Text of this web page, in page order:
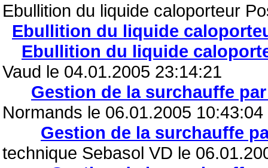
Ebullition du liquide caloporteur
Ebullition du liquide
Ebullition du liquide
Vaud le 04.01.2005 23:14:21
Gestion de la surchauffe
Normands le 06.01.2005 10:43:04
Gestion de la surchauffe
technique Sebasol VD le